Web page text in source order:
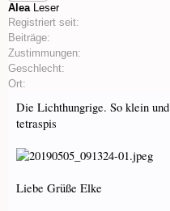
Alea Leser
Registriert seit:
Beiträge:
Zustimmungen:
Geschlecht:
Ort:
Die Lichthungrige. So klein
tetraspis
Liebe Grüße Elke